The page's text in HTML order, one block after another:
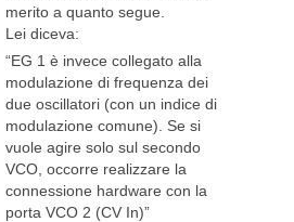
merito a quanto segue.
Lei diceva:
“EG 1 è invece collegato alla
modulazione di frequenza dei
due oscillatori (con un indice di
modulazione comune). Se si
vuole agire solo sul secondo
VCO, occorre realizzare la
connessione hardware con la
porta VCO 2 (CV In)”